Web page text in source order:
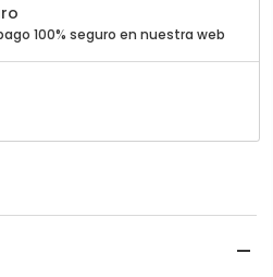
100% seguro en nuestra web